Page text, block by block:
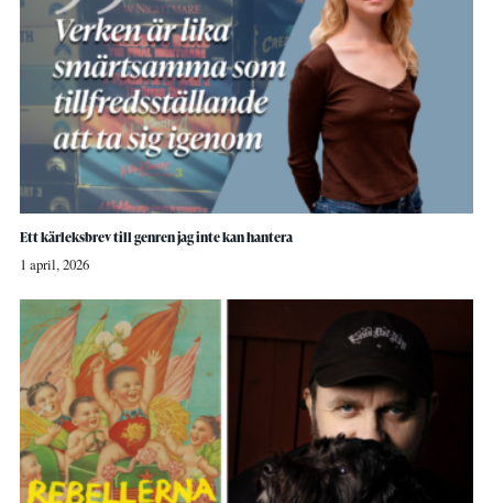
Ett kärleksbrev till genren jag inte kan hantera
1 april, 2026